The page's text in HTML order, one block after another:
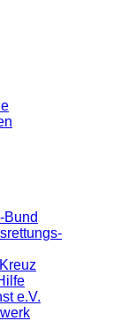
Bund
e.V.